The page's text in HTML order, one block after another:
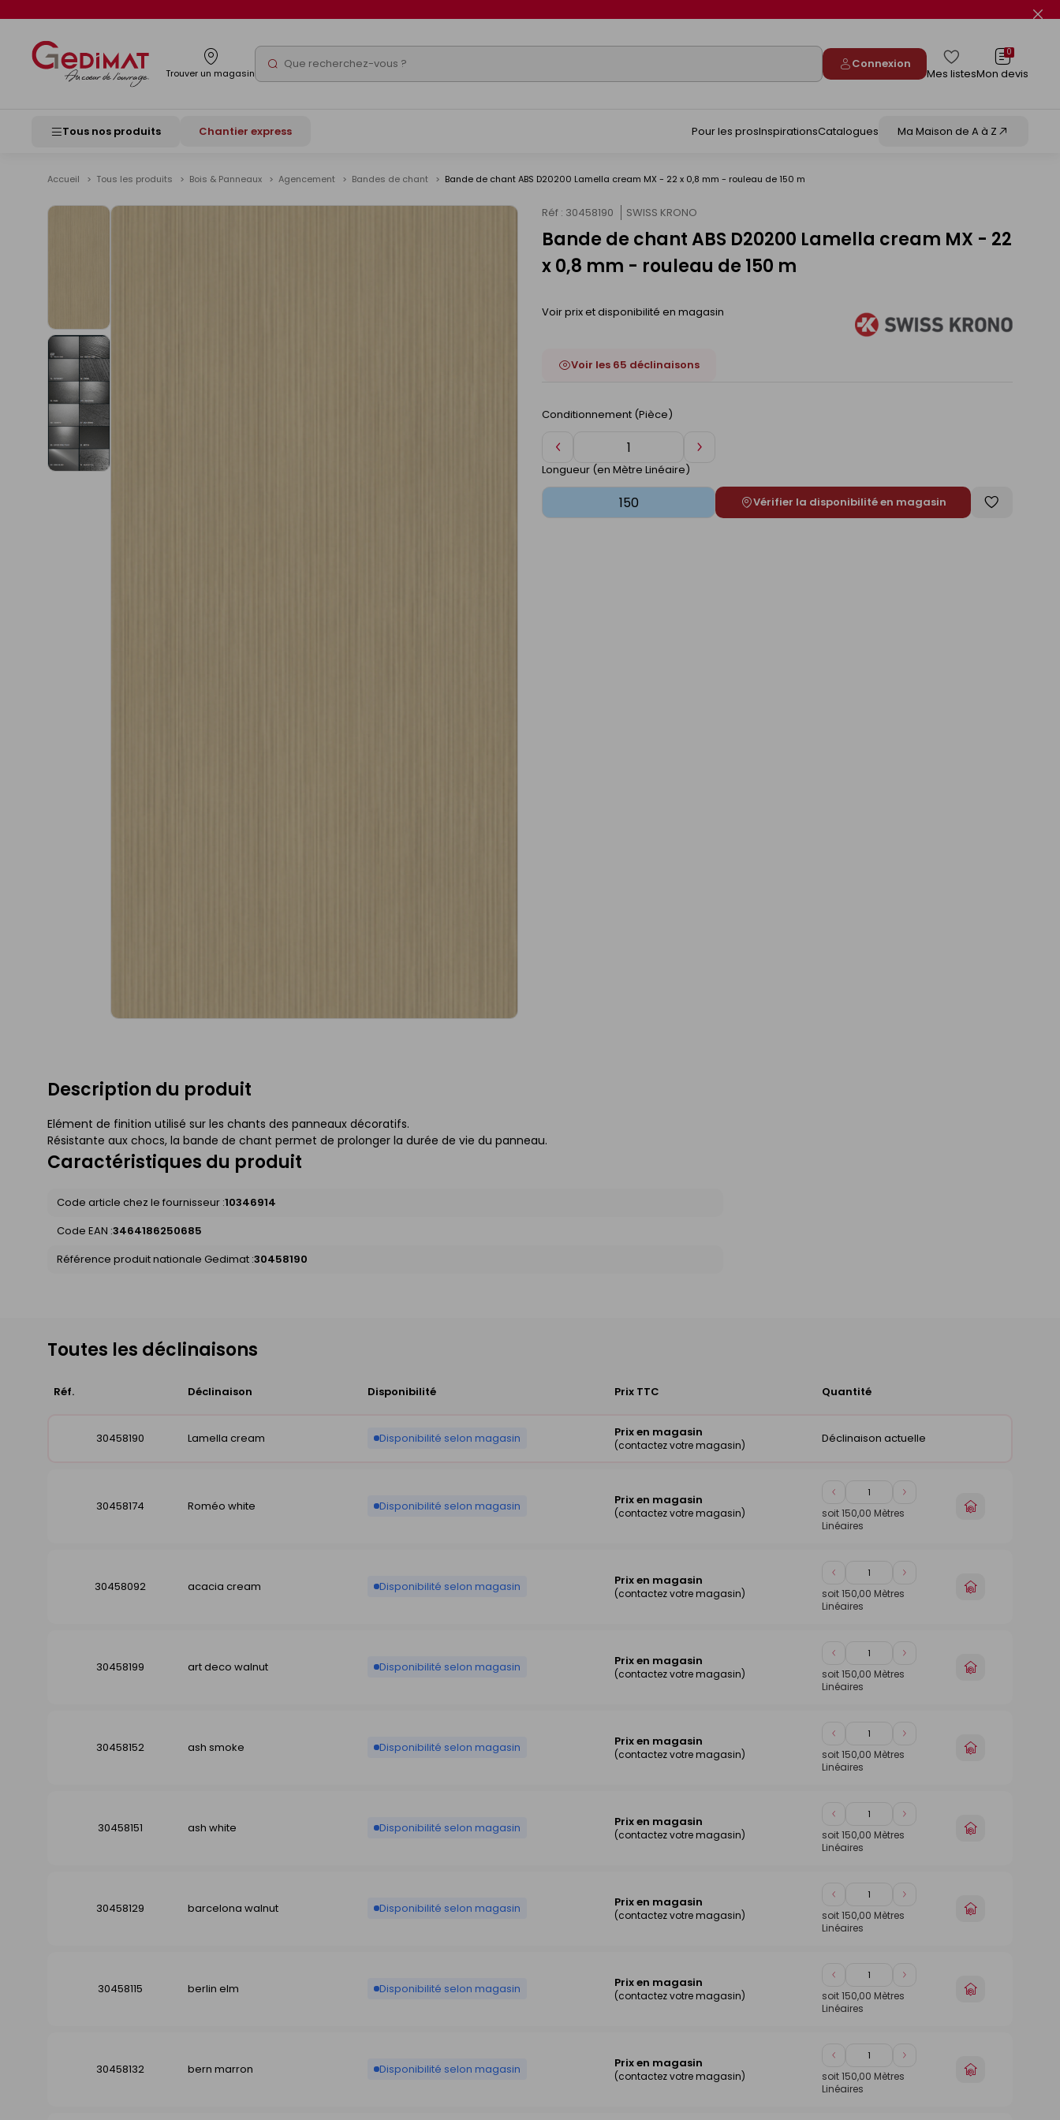
Trouver un magasin Rechercher Connexion
Mes listes
0
Mon devis
Tous nos produits Chantier express Pour les prosInspirationsCatalogues Ma Maison de A à Z
Accueil Tous les produits Bois & Panneaux Agencement Bandes de chant Bande de chant ABS D20200 Lamella cream MX - 22 x 0,8 mm - rouleau de 150 m
Voir
Réf : 30458190 SWISS KRONO
Bande de chant ABS D20200 Lamella cream MX - 22
x 0,8 mm - rouleau de 150 m
Voir prix et disponibilité en magasin
Voir les 65 déclinaisons
Conditionnement (Pièce)
Diminuer
de
1
Augmenter
Longueur (en Mètre Linéaire)
Vérifier la disponibilité en magasin
Enregistrer
Description du produit
Elément de finition utilisé sur les chants des panneaux décoratifs.
Résistante aux chocs, la bande de chant permet de prolonger la durée de vie du panneau.
Caractéristiques du produit
Code article chez le fournisseur :10346914
Code EAN :3464186250685
Référence produit nationale Gedimat :30458190
Toutes les déclinaisons
Réf. Déclinaison Disponibilité Prix TTC Quantité
30458190 Lamella cream Disponibilité selon magasin Prix en magasin
(contactez votre magasin) Déclinaison actuelle
30458174 Roméo white Disponibilité selon magasin Prix en magasin
(contactez votre magasin)
Diminuer
de
1
Augmenter
de
soit150,00 Mètres
Linéaires
Choisir
30458092 acacia cream Disponibilité selon magasin Prix en magasin
(contactez votre magasin)
Diminuer
de
1
Augmenter
de
soit150,00 Mètres
Linéaires
Choisir
30458199 art deco walnut Disponibilité selon magasin Prix en magasin
(contactez votre magasin)
Diminuer
de
1
Augmenter
de
soit150,00 Mètres
Linéaires
Choisir
30458152 ash smoke Disponibilité selon magasin Prix en magasin
(contactez votre magasin)
Diminuer
de
1
Augmenter
de
soit150,00 Mètres
Linéaires
Choisir
30458151 ash white Disponibilité selon magasin Prix en magasin
(contactez votre magasin)
Diminuer
de
1
Augmenter
de
soit150,00 Mètres
Linéaires
Choisir
30458129 barcelona walnut Disponibilité selon magasin Prix en magasin
(contactez votre magasin)
Diminuer
de
1
Augmenter
de
soit150,00 Mètres
Linéaires
Choisir
30458115 berlin elm Disponibilité selon magasin Prix en magasin
(contactez votre magasin)
Diminuer
de
1
Augmenter
de
soit150,00 Mètres
Linéaires
Choisir
30458132 bern marron Disponibilité selon magasin Prix en magasin
(contactez votre magasin)
Diminuer
de
1
Augmenter
de
soit150,00 Mètres
Linéaires
Choisir